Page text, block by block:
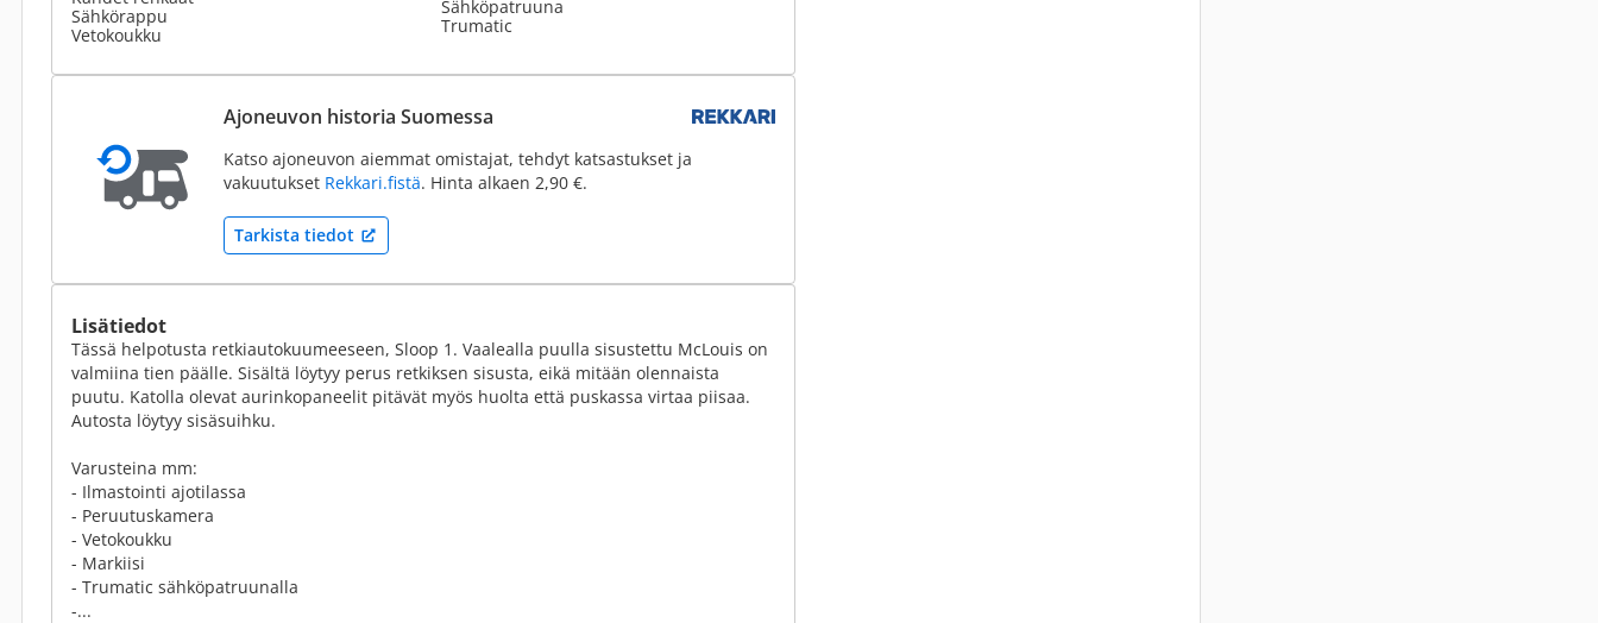
Sähkörappu
Vetokoukku
Sähköpatruuna
Trumatic
Ajoneuvon historia Suomessa
Katso ajoneuvon aiemmat omistajat, tehdyt katsastukset ja
vakuutukset Rekkari.fistä. Hinta alkaen 2,90 €.
Tarkista tiedot
Lisätiedot
Tässä helpotusta retkiautokuumeeseen, Sloop 1. Vaalealla puulla sisustettu McLouis on
valmiina tien päälle. Sisältä löytyy perus retkiksen sisusta, eikä mitään olennaista
puutu. Katolla olevat aurinkopaneelit pitävät myös huolta että puskassa virtaa piisaa.
Autosta löytyy sisäsuihku.
Varusteina mm:
- Ilmastointi ajotilassa
- Peruutuskamera
- Vetokoukku
- Markiisi
- Trumatic sähköpatruunalla
-...